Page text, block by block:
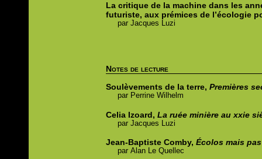
La critique de la machine dans les
futuriste, aux prémices de l’écologie
parJacques Luzi
Notes de lecture
Soulèvements de la terre,Premières
par Perrine Wilhelm
Celia Izoard,La ruée minière au xxie
parJacques Luzi
Jean-Baptiste Comby,Écolos mais
parAlan Le Quellec